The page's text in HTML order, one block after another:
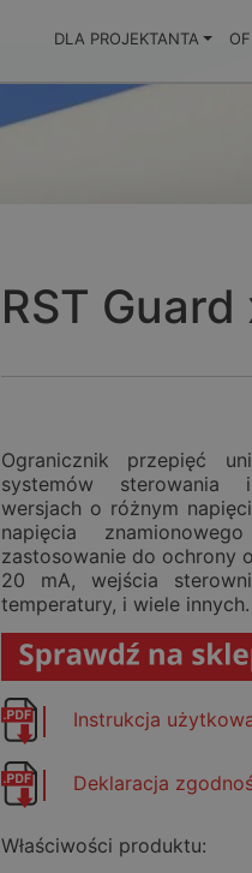
DLA PROJEKTANTA
RST Guard
Ogranicznik przepięć
systemów sterowania i
wersjach o różnym
napięcia
zastosowanie do ochrony
20 mA, wejścia
temperatury, i wiele innych.
Instrukcja
Deklaracja
Właściwości produktu: